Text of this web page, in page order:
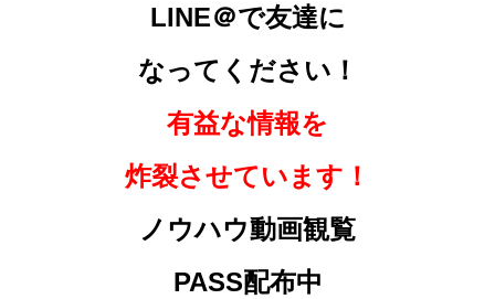
LINE＠で友達に
なってください！
有益な情報を
炸裂させています！
ノウハウ動画観覧
PASS配布中